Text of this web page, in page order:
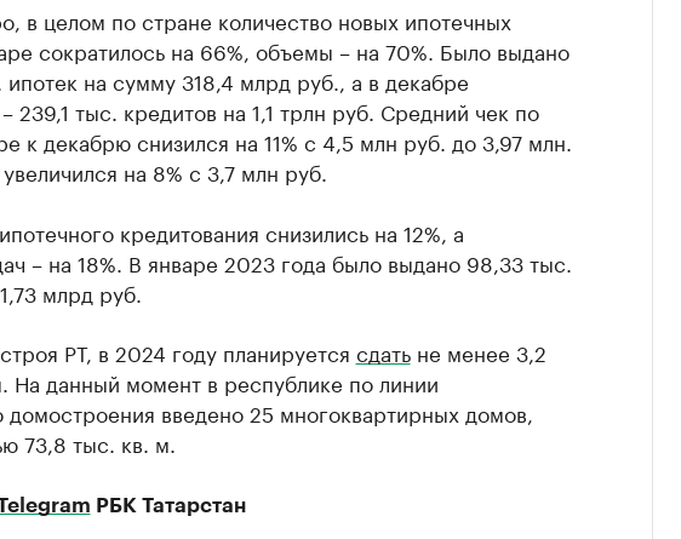
в целом по стране количество новых ипотечных
сократилось на 66%, объемы – на 70%. Было выдано
на сумму 318,4 млрд руб., а в декабре
239,1 тыс. кредитов на 1,1 трлн руб. Средний чек по
к декабрю снизился на 11% с 4,5 млн руб. до 3,97 млн.
на 8% с 3,7 млн руб.
кредитования снизились на 12%, а
– на 18%. В январе 2023 года было выдано 98,33 тыс.
млрд руб.
РТ, в 2024 году планируется сдатьне менее 3,2
На данный момент в республике по линии
введено 25 многоквартирных домов,
73,8 тыс. кв. м.
РБК Татарстан